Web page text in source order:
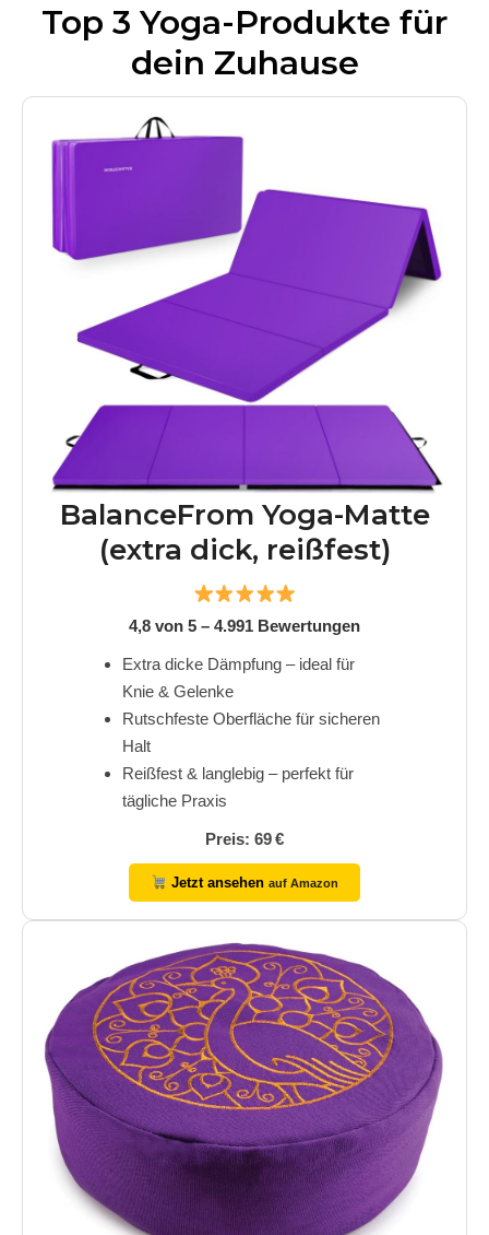
Top 3 Yoga-Produkte für
dein Zuhause
BalanceFrom Yoga-Matte
(extra dick, reißfest)
4,8 von 5 – 4.991 Bewertungen
Extra dicke Dämpfung – ideal für
Knie & Gelenke
Rutschfeste Oberfläche für sicheren
Halt
Reißfest & langlebig – perfekt für
tägliche Praxis
Preis: 69 €
Jetzt ansehenauf Amazon